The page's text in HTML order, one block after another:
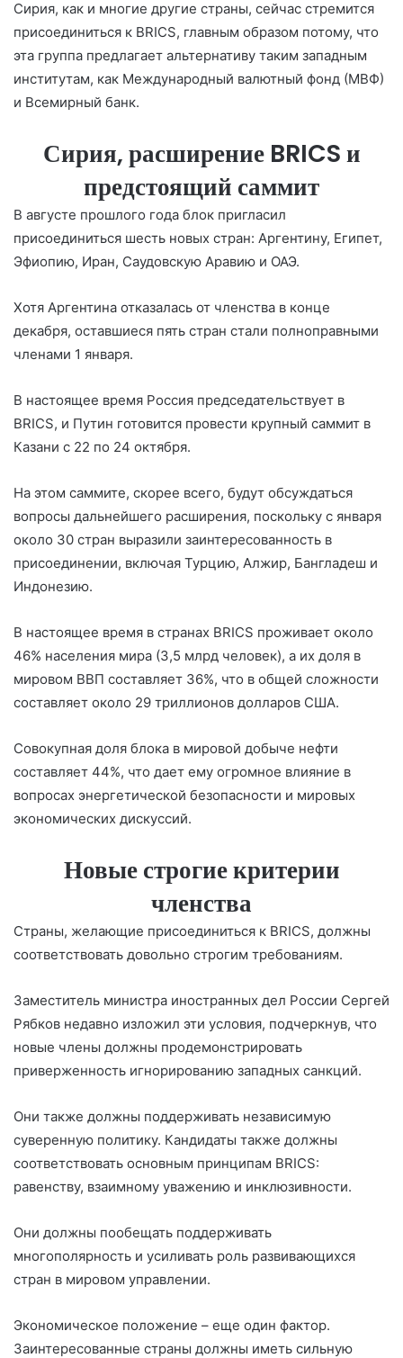
Сирия, как и многие другие страны, сейчас стремится
присоединиться к BRICS, главным образом потому, что
эта группа предлагает альтернативу таким западным
институтам, как Международный валютный фонд (МВФ)
и Всемирный банк.
Сирия, расширение BRICS и
предстоящий саммит
В августе прошлого года блок пригласил
присоединиться шесть новых стран: Аргентину, Египет,
Эфиопию, Иран, Саудовскую Аравию и ОАЭ.
Хотя Аргентина отказалась от членства в конце
декабря, оставшиеся пять стран стали полноправными
членами 1 января.
В настоящее время Россия председательствует в
BRICS, и Путин готовится провести крупный саммит в
Казани с 22 по 24 октября.
На этом саммите, скорее всего, будут обсуждаться
вопросы дальнейшего расширения, поскольку с января
около 30 стран выразили заинтересованность в
присоединении, включая Турцию, Алжир, Бангладеш и
Индонезию.
В настоящее время в странах BRICS проживает около
46% населения мира (3,5 млрд человек), а их доля в
мировом ВВП составляет 36%, что в общей сложности
составляет около 29 триллионов долларов США.
Совокупная доля блока в мировой добыче нефти
составляет 44%, что дает ему огромное влияние в
вопросах энергетической безопасности и мировых
экономических дискуссий.
Новые строгие критерии
членства
Страны, желающие присоединиться к BRICS, должны
соответствовать довольно строгим требованиям.
Заместитель министра иностранных дел России Сергей
Рябков недавно изложил эти условия, подчеркнув, что
новые члены должны продемонстрировать
приверженность игнорированию западных санкций.
Они также должны поддерживать независимую
суверенную политику. Кандидаты также должны
соответствовать основным принципам BRICS:
равенству, взаимному уважению и инклюзивности.
Они должны пообещать поддерживать
многополярность и усиливать роль развивающихся
стран в мировом управлении.
Экономическое положение – еще один фактор.
Заинтересованные страны должны иметь сильную